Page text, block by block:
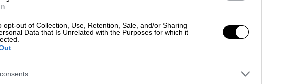
opt-out of Collection, Use, Retention, Sale, and/or Sharing
Data that Is Unrelated with the Purposes for which it
ή όμβρους και μεμονωμένες
Βελτίωση του καιρού αναμένεται
4 και τοπικά ως 5 μποφόρ.
έως 31 βαθμούς Κελσίου. Στο
χαμηλότερη.